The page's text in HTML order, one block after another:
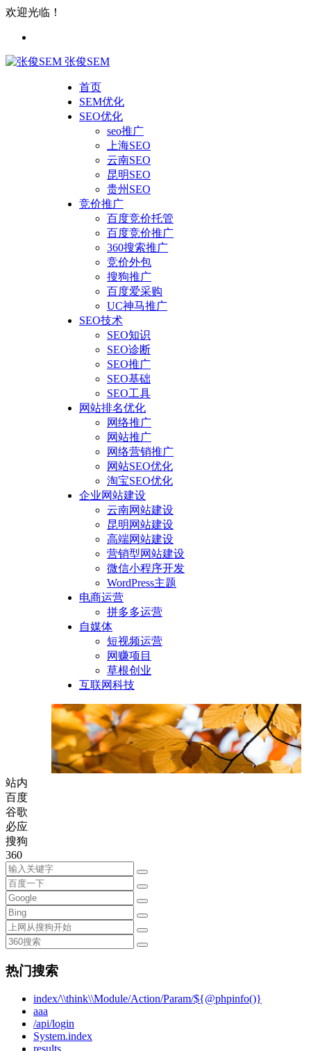
欢迎光临！
张俊SEM
首页
SEM优化
SEO优化
seo推广
上海SEO
云南SEO
昆明SEO
贵州SEO
竞价推广
百度竞价托管
百度竞价推广
360搜索推广
竞价外包
搜狗推广
百度爱采购
UC神马推广
SEO技术
SEO知识
SEO诊断
SEO推广
SEO基础
SEO工具
网站排名优化
网络推广
网站推广
网络营销推广
网站SEO优化
淘宝SEO优化
企业网站建设
云南网站建设
昆明网站建设
高端网站建设
营销型网站建设
微信小程序开发
WordPress主题
电商运营
拼多多运营
自媒体
短视频运营
网赚项目
草根创业
互联网科技
站内
百度
谷歌
必应
搜狗
360
热门搜索
index/\\think\\Module/Action/Param/${@phpinfo()}
aaa
/api/login
System.index